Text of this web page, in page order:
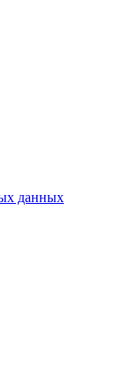
данных